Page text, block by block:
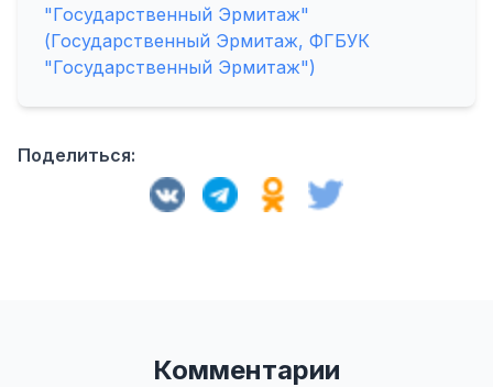
"Государственный Эрмитаж"
(Государственный Эрмитаж, ФГБУК
"Государственный Эрмитаж")
Поделиться:
Комментарии